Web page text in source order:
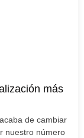
más
de cambiar
nuestro número